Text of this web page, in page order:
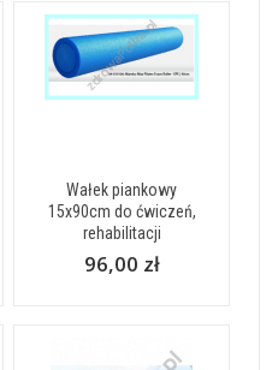
Wałek piankowy
15x90cm do ćwiczeń,
rehabilitacji
96,00 zł